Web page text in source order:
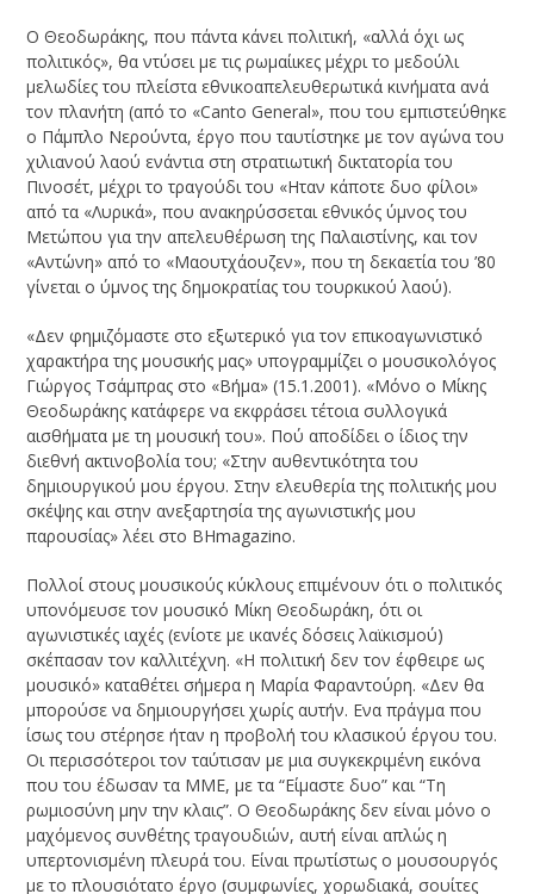
Ο Θεοδωράκης, που πάντα κάνει πολιτική, «αλλά όχι ως
πολιτικός», θα ντύσει με τις ρωμαίικες μέχρι το μεδούλι
μελωδίες του πλείστα εθνικοαπελευθερωτικά κινήματα ανά
τον πλανήτη (από το «Canto General», που του εμπιστεύθηκε
ο Πάμπλο Νερούντα, έργο που ταυτίστηκε με τον αγώνα του
χιλιανού λαού ενάντια στη στρατιωτική δικτατορία του
Πινοσέτ, μέχρι το τραγούδι του «Ηταν κάποτε δυο φίλοι»
από τα «Λυρικά», που ανακηρύσσεται εθνικός ύμνος του
Μετώπου για την απελευθέρωση της Παλαιστίνης, και τον
«Αντώνη» από το «Μαουτχάουζεν», που τη δεκαετία του ’80
γίνεται ο ύμνος της δημοκρατίας του τουρκικού λαού).
«Δεν φημιζόμαστε στο εξωτερικό για τον επικοαγωνιστικό
χαρακτήρα της μουσικής μας» υπογραμμίζει ο μουσικολόγος
Γιώργος Τσάμπρας στο «Bήμα» (15.1.2001). «Μόνο ο Μίκης
Θεοδωράκης κατάφερε να εκφράσει τέτοια συλλογικά
αισθήματα με τη μουσική του». Πού αποδίδει ο ίδιος την
διεθνή ακτινοβολία του; «Στην αυθεντικότητα του
δημιουργικού μου έργου. Στην ελευθερία της πολιτικής μου
σκέψης και στην ανεξαρτησία της αγωνιστικής μου
παρουσίας» λέει στο BΗmagazino.
Πολλοί στους μουσικούς κύκλους επιμένουν ότι ο πολιτικός
υπονόμευσε τον μουσικό Μίκη Θεοδωράκη, ότι οι
αγωνιστικές ιαχές (ενίοτε με ικανές δόσεις λαϊκισμού)
σκέπασαν τον καλλιτέχνη. «Η πολιτική δεν τον έφθειρε ως
μουσικό» καταθέτει σήμερα η Μαρία Φαραντούρη. «Δεν θα
μπορούσε να δημιουργήσει χωρίς αυτήν. Ενα πράγμα που
ίσως του στέρησε ήταν η προβολή του κλασικού έργου του.
Οι περισσότεροι τον ταύτισαν με μια συγκεκριμένη εικόνα
που του έδωσαν τα ΜΜΕ, με τα “Είμαστε δυο” και “Τη
ρωμιοσύνη μην την κλαις”. Ο Θεοδωράκης δεν είναι μόνο ο
μαχόμενος συνθέτης τραγουδιών, αυτή είναι απλώς η
υπερτονισμένη πλευρά του. Είναι πρωτίστως ο μουσουργός
με το πλουσιότατο έργο (συμφωνίες, χορωδιακά, σουίτες